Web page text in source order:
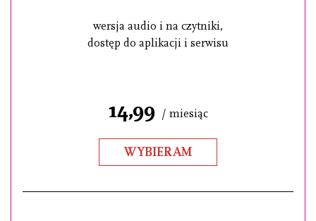
wersja audio i na czytniki,
dostęp do aplikacji i serwisu
14,99 / miesiąc
WYBIERAM